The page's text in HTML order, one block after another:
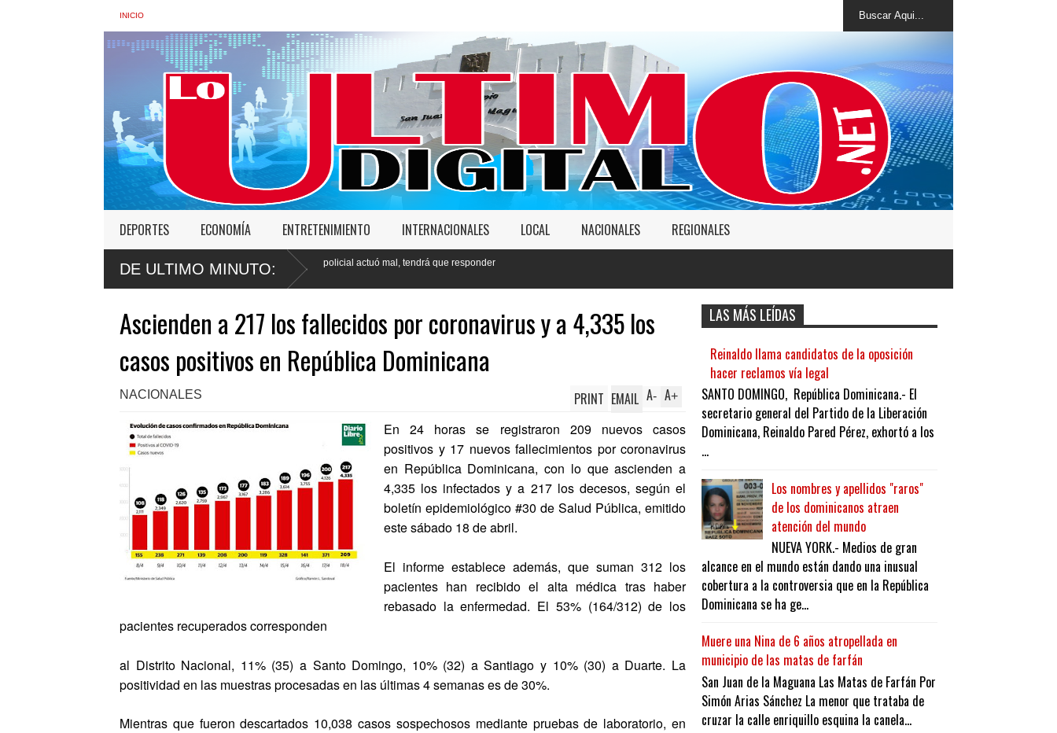
INICIO
DEPORTES ECONOMÍA ENTRETENIMIENTO INTERNACIONALES LOCAL NACIONALES REGIONALES
DE ULTIMO MINUTO:
Faride Raful: "Si un agente policial actuó mal, tendrá que responder
ante la ley"
Ascienden a 217 los fallecidos por coronavirus y a 4,335 los
casos positivos en República Dominicana
NACIONALES A+
A-
PRINT EMAIL
En 24 horas se registraron 209 nuevos casos
positivos y 17 nuevos fallecimientos por coronavirus
en República Dominicana, con lo que ascienden a
4,335 los infectados y a 217 los decesos, según el
boletín epidemiológico #30 de Salud Pública, emitido
este sábado 18 de abril.
El informe establece además, que suman 312 los
pacientes han recibido el alta médica tras haber
rebasado la enfermedad. El 53% (164/312) de los
pacientes recuperados corresponden
al Distrito Nacional, 11% (35) a Santo Domingo, 10% (32) a Santiago y 10% (30) a Duarte. La
positividad en las muestras procesadas en las últimas 4 semanas es de 30%.
Mientras que fueron descartados 10,038 casos sospechosos mediante pruebas de laboratorio, en
LAS MÁS LEÍDAS
Reinaldo llama candidatos de la oposición
hacer reclamos vía legal
SANTO DOMINGO, República Dominicana.- El
secretario general del Partido de la Liberación
Dominicana, Reinaldo Pared Pérez, exhortó a los
...
Los nombres y apellidos "raros"
de los dominicanos atraen
atención del mundo
NUEVA YORK.- Medios de gran
alcance en el mundo están dando una inusual
cobertura a la controversia que en la República
Dominicana se ha ge...
Muere una Nina de 6 años atropellada en
municipio de las matas de farfán
San Juan de la Maguana Las Matas de Farfán Por
Simón Arias Sánchez La menor que trataba de
cruzar la calle enriquillo esquina la canela...